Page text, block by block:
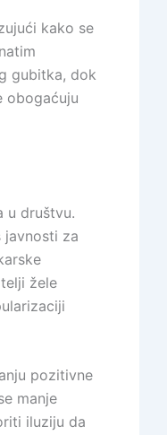
kako se
gubitka, dok
obogaćuju
u društvu.
javnosti za
žele
pozitivne
manje
iluziju da